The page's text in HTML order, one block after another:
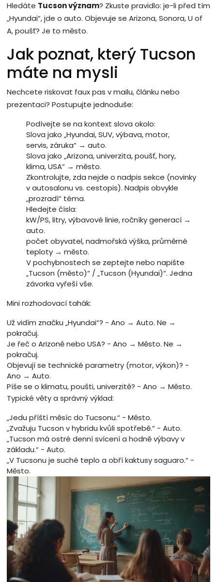
Hledáte Tucson význam? Zkuste pravidlo: je-li před tím
„Hyundai“, jde o auto. Objevuje se Arizona, Sonora, U of
A, poušť? Je to město.
Jak poznat, který Tucson
máte na mysli
Nechcete riskovat faux pas v mailu, článku nebo
prezentaci? Postupujte jednoduše:
Podívejte se na kontext slova okolo:
Slova jako „Hyundai, SUV, výbava, motor,
servis, záruka“ → auto.
Slova jako „Arizona, univerzita, poušť, hory,
klima, USA“ → město.
Zkontrolujte, zda nejde o nadpis sekce (novinky
v autosalonu vs. cestopis). Nadpis obvykle
„prozradí“ téma.
Hledejte čísla:
kW/PS, litry, výbavové linie, ročníky generací →
auto.
počet obyvatel, nadmořská výška, průměrné
teploty → město.
V pochybnostech se zeptejte nebo napište
„Tucson (město)“ / „Tucson (Hyundai)“. Jedna
závorka vyřeší vše.
Mini rozhodovací tahák:
Už vidím značku „Hyundai“? - Ano → Auto. Ne →
pokračuj.
Je řeč o Arizoně nebo USA? - Ano → Město. Ne →
pokračuj.
Objevují se technické parametry (motor, výkon)? -
Ano → Auto.
Píše se o klimatu, poušti, univerzitě? - Ano → Město.
Typické věty a správný výklad:
„Jedu příští měsíc do Tucsonu.“ - Město.
„Zvažuju Tucson v hybridu kvůli spotřebě.“ - Auto.
„Tucson má ostré denní svícení a hodně výbavy v
základu.“ - Auto.
„V Tucsonu je suché teplo a obří kaktusy saguaro.“ -
Město.